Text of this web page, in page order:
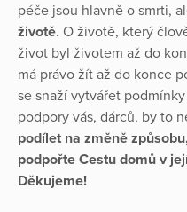
péče jsou hlavně o smrti,
životě. O životě, který
život byl životem až do
má právo žít až do konce
se snaží vytvářet
podpory vás, dárců, by to
podílet na změně
podpořte Cestu domů v
Děkujeme!